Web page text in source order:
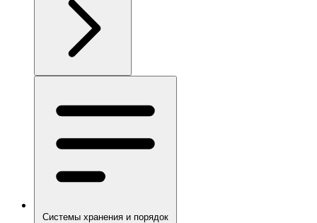
Системы хранения и порядок